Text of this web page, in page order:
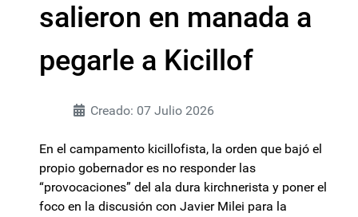
salieron en manada a
pegarle a Kicillof
Creado: 07 Julio 2026
En el campamento kicillofista, la orden que bajó el
propio gobernador es no responder las
“provocaciones” del ala dura kirchnerista y poner el
foco en la discusión con Javier Milei para la